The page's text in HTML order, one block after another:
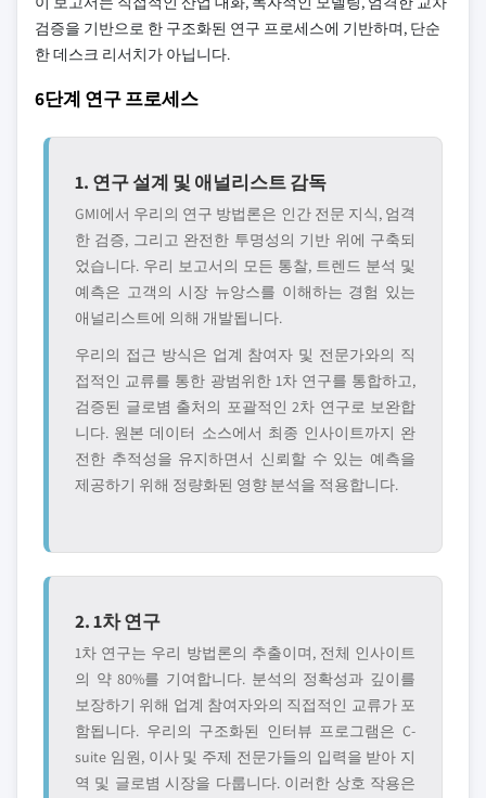
검증을 기반으로 한 구조화된 연구 프로세스에 기반하며, 단순
한 데스크 리서치가 아닙니다.
6단계 연구 프로세스
1. 연구 설계 및 애널리스트 감독
GMI에서 우리의 연구 방법론은 인간 전문 지식, 엄격
한 검증, 그리고 완전한 투명성의 기반 위에 구축되
었습니다. 우리 보고서의 모든 통찰, 트렌드 분석 및
예측은 고객의 시장 뉴앙스를 이해하는 경험 있는
애널리스트에 의해 개발됩니다.
우리의 접근 방식은 업계 참여자 및 전문가와의 직
접적인 교류를 통한 광범위한 1차 연구를 통합하고,
검증된 글로볌 출처의 포괄적인 2차 연구로 보완합
니다. 원본 데이터 소스에서 최종 인사이트까지 완
전한 추적성을 유지하면서 신뢰할 수 있는 예측을
제공하기 위해 정량화된 영향 분석을 적용합니다.
2. 1차 연구
1차 연구는 우리 방법론의 추출이며, 전체 인사이트
의 약 80%를 기여합니다. 분석의 정확성과 깊이를
보장하기 위해 업계 참여자와의 직접적인 교류가 포
함됩니다. 우리의 구조화된 인터뷰 프로그램은 C-
suite 임원, 이사 및 주제 전문가들의 입력을 받아 지
역 및 글로볌 시장을 다룹니다. 이러한 상호 작용은